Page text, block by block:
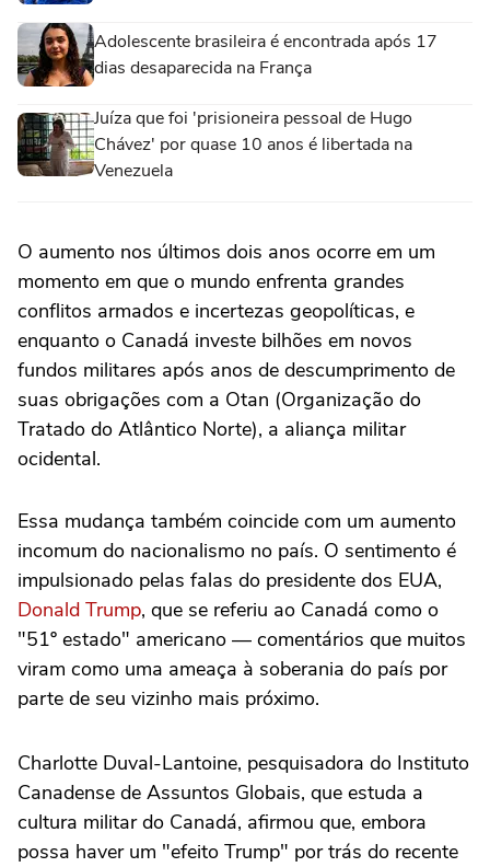
Adolescente brasileira é encontrada após 17
dias desaparecida na França
Juíza que foi 'prisioneira pessoal de Hugo
Chávez' por quase 10 anos é libertada na
Venezuela
O aumento nos últimos dois anos ocorre em um
momento em que o mundo enfrenta grandes
conflitos armados e incertezas geopolíticas, e
enquanto o Canadá investe bilhões em novos
fundos militares após anos de descumprimento de
suas obrigações com a Otan (Organização do
Tratado do Atlântico Norte), a aliança militar
ocidental.
Essa mudança também coincide com um aumento
incomum do nacionalismo no país. O sentimento é
impulsionado pelas falas do presidente dos EUA,
Donald Trump, que se referiu ao Canadá como o
"51º estado" americano — comentários que muitos
viram como uma ameaça à soberania do país por
parte de seu vizinho mais próximo.
Charlotte Duval-Lantoine, pesquisadora do Instituto
Canadense de Assuntos Globais, que estuda a
cultura militar do Canadá, afirmou que, embora
possa haver um "efeito Trump" por trás do recente